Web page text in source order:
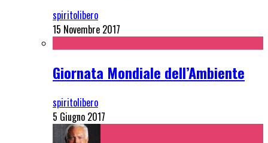
spiritolibero
15 Novembre 2017
Giornata Mondiale dell’Ambiente
spiritolibero
5 Giugno 2017